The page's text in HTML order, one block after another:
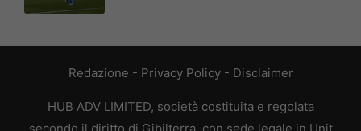
Redazione - Privacy Policy- Disclaimer
HUB ADV LIMITED, società costituita e regolata